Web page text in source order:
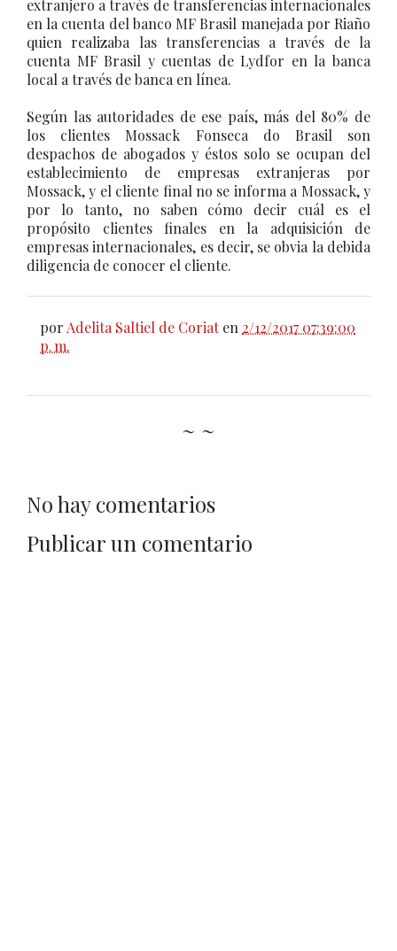
extranjero a través de transferencias internacionales
en la cuenta del banco MF Brasil manejada por Riaño
quien realizaba las transferencias a través de la
cuenta MF Brasil y cuentas de Lydfor en la banca
local a través de banca en línea.
Según las autoridades de ese país, más del 80% de
los clientes Mossack Fonseca do Brasil son
despachos de abogados y éstos solo se ocupan del
establecimiento de empresas extranjeras por
Mossack, y el cliente final no se informa a Mossack, y
por lo tanto, no saben cómo decir cuál es el
propósito clientes finales en la adquisición de
empresas internacionales, es decir, se obvia la debida
diligencia de conocer el cliente.
por Adelita Saltiel de Coriat en 2/12/2017 07:39:00
p. m.
~ ~
No hay comentarios
Publicar un comentario